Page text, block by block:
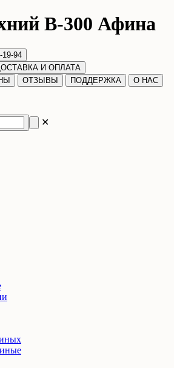
В-300 Афина
19-94
И ОПЛАТА
ОТЗЫВЫ ПОДДЕРЖКА О НАС
✕